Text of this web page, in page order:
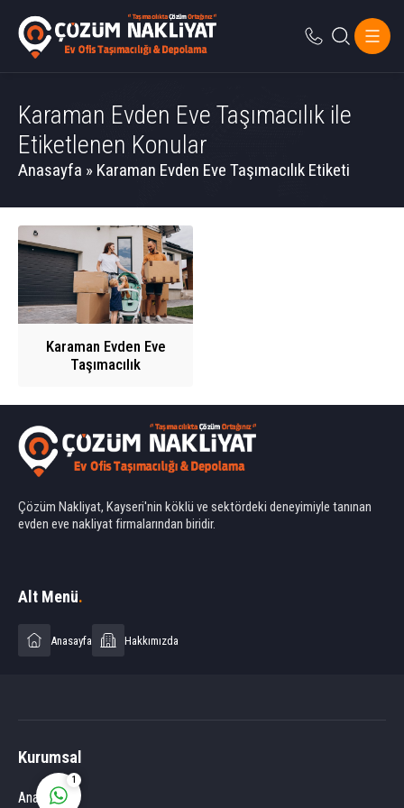
Karaman Evden Eve Taşımacılık ile
Etiketlenen Konular
Anasayfa » Karaman Evden Eve Taşımacılık Etiketi
Karaman Evden Eve
Taşımacılık
Çözüm Nakliyat, Kayseri'nin köklü ve sektördeki deneyimiyle tanınan
evden eve nakliyat firmalarından biridir.
Alt Menü.
Anasayfa Hakkımızda
Kurumsal
Anasayfa
1